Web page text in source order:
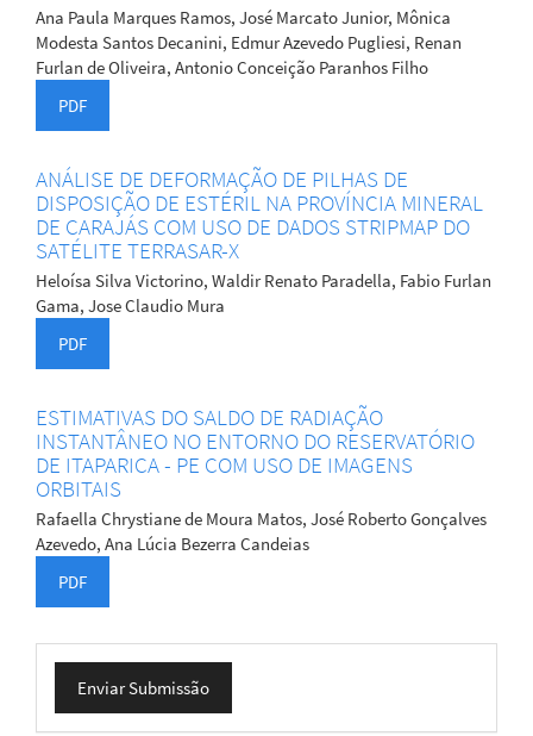
Ana Paula Marques Ramos, José Marcato Junior, Mônica
Modesta Santos Decanini, Edmur Azevedo Pugliesi, Renan
Furlan de Oliveira, Antonio Conceição Paranhos Filho
PDF
ANÁLISE DE DEFORMAÇÃO DE PILHAS DE
DISPOSIÇÃO DE ESTÉRIL NA PROVÍNCIA MINERAL
DE CARAJÁS COM USO DE DADOS STRIPMAP DO
SATÉLITE TERRASAR-X
Heloísa Silva Victorino, Waldir Renato Paradella, Fabio Furlan
Gama, Jose Claudio Mura
PDF
ESTIMATIVAS DO SALDO DE RADIAÇÃO
INSTANTÂNEO NO ENTORNO DO RESERVATÓRIO
DE ITAPARICA - PE COM USO DE IMAGENS
ORBITAIS
Rafaella Chrystiane de Moura Matos, José Roberto Gonçalves
Azevedo, Ana Lúcia Bezerra Candeias
PDF
Enviar
Submissão
Enviar Submissão